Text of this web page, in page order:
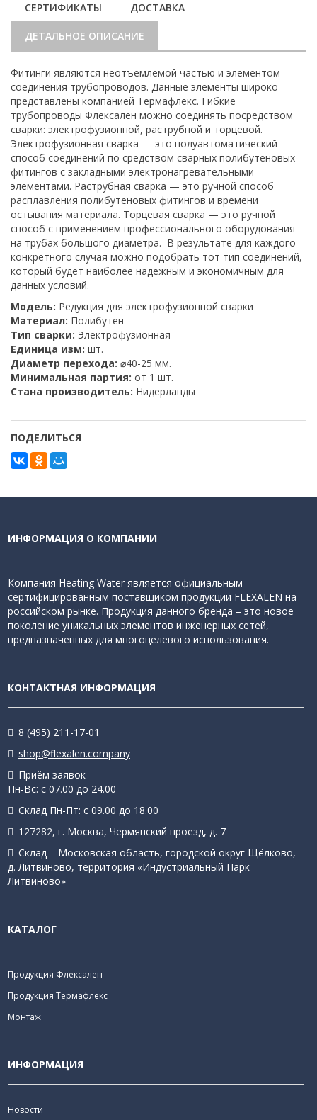
СЕРТИФИКАТЫ ДОСТАВКА
ДЕТАЛЬНОЕ ОПИСАНИЕ
Фитинги являются неотъемлемой частью и элементом
соединения трубопроводов. Данные элементы широко
представлены компанией Термафлекс. Гибкие
трубопроводы Флексален можно соединять посредством
сварки: электрофузионной, раструбной и торцевой.
Электрофузионная сварка — это полуавтоматический
способ соединений по средством сварных полибутеновых
фитингов с закладными электронагревательными
элементами. Раструбная сварка — это ручной способ
расплавления полибутеновых фитингов и времени
остывания материала. Торцевая сварка — это ручной
способ с применением профессионального оборудования
на трубах большого диаметра. В результате для каждого
конкретного случая можно подобрать тот тип соединений,
который будет наиболее надежным и экономичным для
данных условий.
Модель: Редукция для электрофузионной сварки
Материал: Полибутен
Тип сварки: Электрофузионная
Единица изм: шт.
Диаметр перехода: ⌀40-25 мм.
Минимальная партия: от 1 шт.
Стана производитель: Нидерланды
ПОДЕЛИТЬСЯ
ИНФОРМАЦИЯ О КОМПАНИИ
Компания Heating Water является официальным
сертифицированным поставщиком продукции FLEXALEN на
российском рынке. Продукция данного бренда – это новое
поколение уникальных элементов инженерных сетей,
предназначенных для многоцелевого использования.
КОНТАКТНАЯ ИНФОРМАЦИЯ
8 (495) 211-17-01
shop@flexalen.company
Приём заявок
Пн-Вс: с 07.00 до 24.00
Склад Пн-Пт: с 09.00 до 18.00
127282, г. Москва, Чермянский проезд, д. 7
Склад – Московская область, городской округ Щёлково,
д. Литвиново, территория «Индустриальный Парк
Литвиново»
КАТАЛОГ
Продукция Флексален
Продукция Термафлекс
Монтаж
ИНФОРМАЦИЯ
Новости